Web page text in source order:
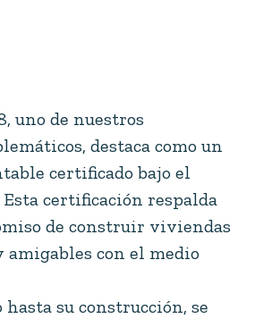
uno de nuestros
destaca como un
certificado bajo el
Esta certificación respalda
de construir viviendas
amigables con el medio
hasta su construcción, se